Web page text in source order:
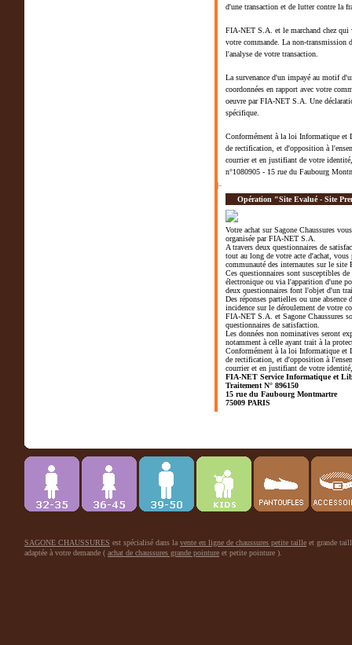
d'une transaction et de lutter contre la
FIA-NET S.A. et le marchand chez qui
votre commande. La non-transmission
l'analyse de votre transaction.
La survenance d'un impayé au motif
coordonnées en rapport avec votre
oeuvre par FIA-NET S.A. Une
spécifique.
Conformément à la loi Informatique et
de rectification, et d'opposition à
courrier et en justifiant de votre
n°1080905 - 15 rue du Faubourg
Opération "Site Evalué - Site
Votre achat sur Sagone Chaussures
organisée par FIA-NET S.A.
A travers deux questionnaires de
tout au long de votre acte d'achat, vous
communauté des internautes sur le site
Ces questionnaires sont susceptibles
électronique ou via l'apparition d'une
deux questionnaires font l'objet d'un
Des réponses partielles ou une
incidence sur le déroulement de votre
FIA-NET S.A. et Sagone Chaussures
questionnaires de satisfaction.
Les données non nominatives seront
notamment à celle ayant trait à la
Conformément à la loi Informatique et
de rectification, et d'opposition à
courrier et en justifiant de votre
FIA-NET Service Informatique et
Traitement N° 896150
15 rue du Faubourg Montmartre
75009 PARIS
SAGONE CHAUSSURES est spécialisé dans la vente en ligne de chaussures petite taille et grande
adaptée à votre demande ( achat de chaussures grande pointure et petite pointure ).